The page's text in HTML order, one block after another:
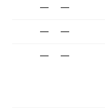
—
—
—
—
—
—